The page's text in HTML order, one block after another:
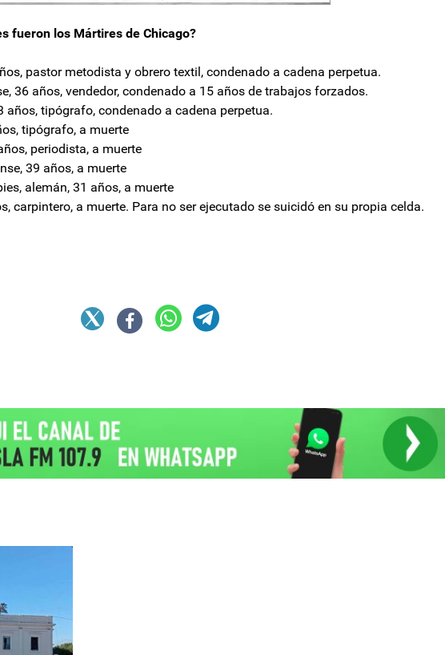
fueron los Mártires de Chicago?
pastor metodista y obrero textil, condenado a cadena perpetua.
36 años, vendedor, condenado a 15 años de trabajos forzados.
años, tipógrafo, condenado a cadena perpetua.
tipógrafo, a muerte
periodista, a muerte
39 años, a muerte
alemán, 31 años, a muerte
carpintero, a muerte. Para no ser ejecutado se suicidó en su propia celda.
quinta vez el Periodo Ordinario de Sesiones
acreedores piden embargar activos de Argentina por el juicio YPF